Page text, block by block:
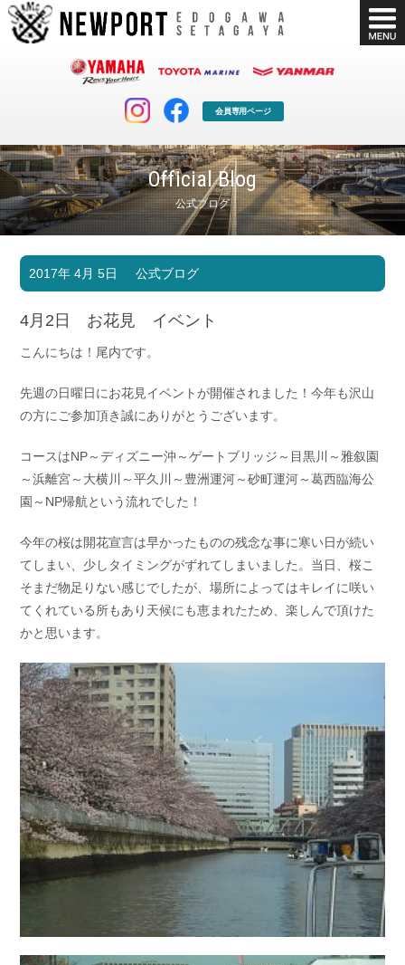
会員専用ページ
Official Blog
公式ブログ
マリンクラブ
マリンライフを堪能したい！
ボート販売
ボート免許
長年の実績と信頼！
Shop Info.
お問い合わせ
採用情報
Recruit
リンク集
2017年 4月 5日 公式ブログ
4月2日 お花見 イベント
こんにちは！尾内です。
先週の日曜日にお花見イベントが開催されました！今年も沢山
の方にご参加頂き誠にありがとうございます。
コースはNP～ディズニー沖～ゲートブリッジ～目黒川～雅叙園
～浜離宮～大横川～平久川～豊洲運河～砂町運河～葛西臨海公
園～NP帰航という流れでした！
今年の桜は開花宣言は早かったものの残念な事に寒い日が続い
てしまい、少しタイミングがずれてしまいました。当日、桜こ
そまだ物足りない感じでしたが、場所によってはキレイに咲い
てくれている所もあり天候にも恵まれたため、楽しんで頂けた
かと思います。